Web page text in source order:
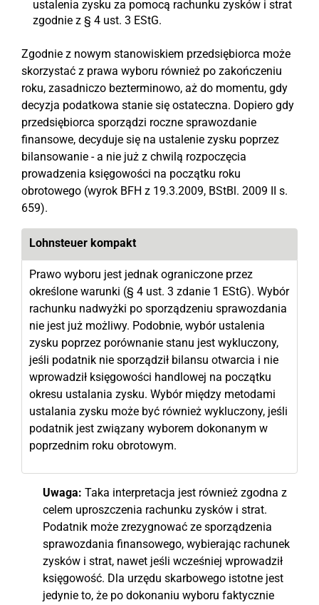
ustalenia zysku za pomocą rachunku zysków i strat
zgodnie z § 4 ust. 3 EStG.
Zgodnie z nowym stanowiskiem przedsiębiorca może
skorzystać z prawa wyboru również po zakończeniu
roku, zasadniczo bezterminowo, aż do momentu, gdy
decyzja podatkowa stanie się ostateczna. Dopiero gdy
przedsiębiorca sporządzi roczne sprawozdanie
finansowe, decyduje się na ustalenie zysku poprzez
bilansowanie - a nie już z chwilą rozpoczęcia
prowadzenia księgowości na początku roku
obrotowego (wyrok BFH z 19.3.2009, BStBl. 2009 II s.
659).
Lohnsteuer kompakt
Prawo wyboru jest jednak ograniczone przez
określone warunki (§ 4 ust. 3 zdanie 1 EStG). Wybór
rachunku nadwyżki po sporządzeniu sprawozdania
nie jest już możliwy. Podobnie, wybór ustalenia
zysku poprzez porównanie stanu jest wykluczony,
jeśli podatnik nie sporządził bilansu otwarcia i nie
wprowadził księgowości handlowej na początku
okresu ustalania zysku. Wybór między metodami
ustalania zysku może być również wykluczony, jeśli
podatnik jest związany wyborem dokonanym w
poprzednim roku obrotowym.
Uwaga: Taka interpretacja jest również zgodna z
celem uproszczenia rachunku zysków i strat.
Podatnik może zrezygnować ze sporządzenia
sprawozdania finansowego, wybierając rachunek
zysków i strat, nawet jeśli wcześniej wprowadził
księgowość. Dla urzędu skarbowego istotne jest
jedynie to, że po dokonaniu wyboru faktycznie